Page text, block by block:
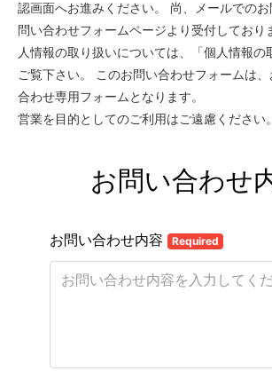
認画面へお進みください。 尚、メールでの
問い合わせフォームページより受付してお
人情報の取り扱いについては、「個人情報の
ご覧下さい。 このお問い合わせフォームは
合わせ専用フォームとなります。
営業を目的としてのご利用はご遠慮ください。